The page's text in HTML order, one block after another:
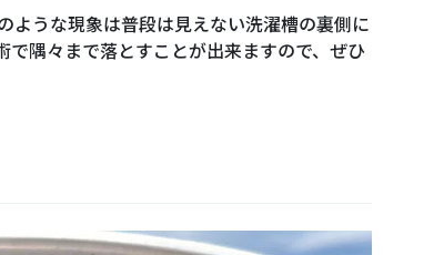
ような現象は普段は見えない洗濯槽の裏側に
隅々まで落とすことが出来ますので、ぜひ